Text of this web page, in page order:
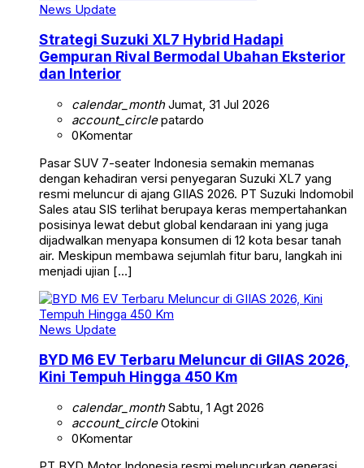
News Update
Strategi Suzuki XL7 Hybrid Hadapi
Gempuran Rival Bermodal Ubahan Eksterior
dan Interior
calendar_monthJumat, 31 Jul 2026
account_circlepatardo
0Komentar
Pasar SUV 7-seater Indonesia semakin memanas
dengan kehadiran versi penyegaran Suzuki XL7 yang
resmi meluncur di ajang GIIAS 2026. PT Suzuki Indomobil
Sales atau SIS terlihat berupaya keras mempertahankan
posisinya lewat debut global kendaraan ini yang juga
dijadwalkan menyapa konsumen di 12 kota besar tanah
air. Meskipun membawa sejumlah fitur baru, langkah ini
menjadi ujian […]
News Update
BYD M6 EV Terbaru Meluncur di GIIAS 2026,
Kini Tempuh Hingga 450 Km
calendar_monthSabtu, 1 Agt 2026
account_circleOtokini
0Komentar